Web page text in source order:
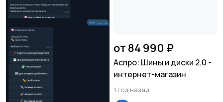
от 84 990 ₽
Аспро: Шины и диски 2.0 -
интернет-магазин
1 год назад